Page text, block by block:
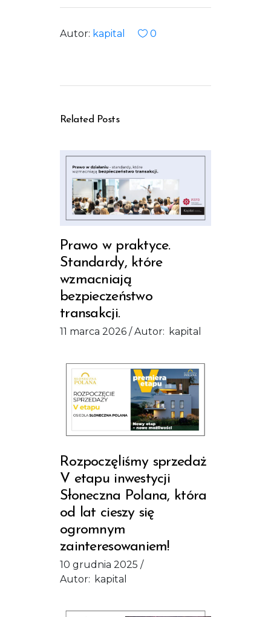
Autor: kapital 0
Related Posts
Prawo w praktyce.
Standardy, które
wzmacniają
bezpieczeństwo
transakcji.
11 marca 2026 Autor: kapital
Rozpoczęliśmy sprzedaż
V etapu inwestycji
Słoneczna Polana, która
od lat cieszy się
ogromnym
zainteresowaniem!
10 grudnia 2025
Autor: kapital